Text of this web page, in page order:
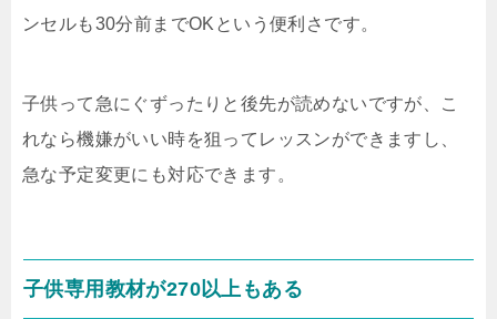
ンセルも30分前までOKという便利さです。
子供って急にぐずったりと後先が読めないですが、こ
れなら機嫌がいい時を狙ってレッスンができますし、
急な予定変更にも対応できます。
子供専用教材が270以上もある